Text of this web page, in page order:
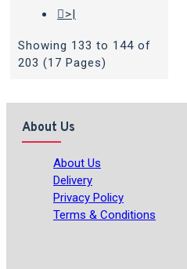
>|
Showing 133 to 144 of
203 (17 Pages)
About Us
About Us
Delivery
Privacy Policy
Terms & Conditions